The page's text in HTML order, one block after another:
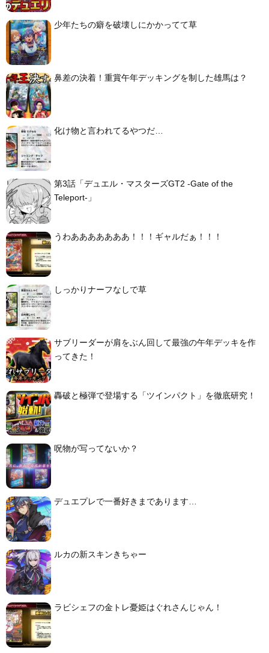
少年たちの癖を破壊しにかかってて草
鼻差の決着！重賞午年デッキングを制した雄馬は？
化け物と言われてるやつだ…
第3話「デュエル・マスターズGT2 -Gate of the
Teleport-」
うわあああああああ！！！ギャルだぁ！！！
しっかりナーフなしで草
サブリーダーが肩をぶん回して最強の午年デッキを作
ってきた！
轟破と極弾で登場する「ツインパクト」を徹底研究！
呪物が写ってないか？
デュエプレで一番好きまであります…
ルカの新スキンきちゃー
ラビシェフの金トレ憂姫はぐれさんじゃん！